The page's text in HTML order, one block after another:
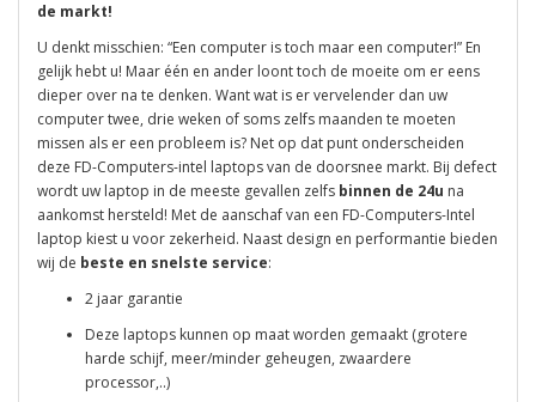
de markt!
U denkt misschien: “Een computer is toch maar een computer!” En
gelijk hebt u! Maar één en ander loont toch de moeite om er eens
dieper over na te denken. Want wat is er vervelender dan uw
computer twee, drie weken of soms zelfs maanden te moeten
missen als er een probleem is? Net op dat punt onderscheiden
deze FD-Computers-intel laptops van de doorsnee markt. Bij defect
wordt uw laptop in de meeste gevallen zelfs binnen de 24u na
aankomst hersteld! Met de aanschaf van een FD-Computers-Intel
laptop kiest u voor zekerheid. Naast design en performantie bieden
wij de beste en snelste service:
2 jaar garantie
Deze laptops kunnen op maat worden gemaakt (grotere
harde schijf, meer/minder geheugen, zwaardere
processor,..)